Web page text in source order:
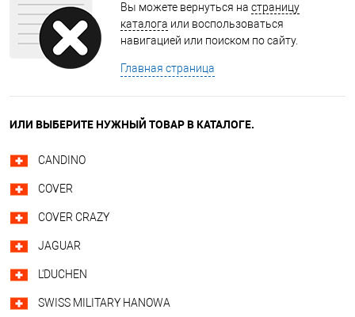
Вы можете вернуться на страницу
каталога или воспользоваться
навигацией или поиском по сайту.
Главная страница
ИЛИ ВЫБЕРИТЕ НУЖНЫЙ ТОВАР В КАТАЛОГЕ.
CANDINO
COVER
COVER CRAZY
JAGUAR
L'DUCHEN
SWISS MILITARY HANOWA